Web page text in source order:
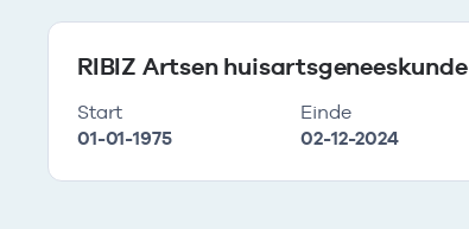
RIBIZ Artsen huisartsgeneeskunde
Start
01-01-1975
Einde
02-12-2024